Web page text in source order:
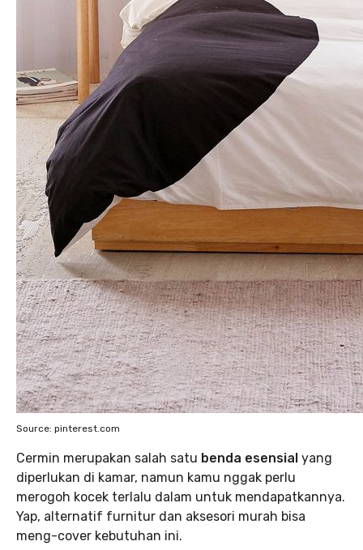
Source: pinterest.com
Cermin merupakan salah satu benda esensial yang
diperlukan di kamar, namun kamu nggak perlu
merogoh kocek terlalu dalam untuk mendapatkannya.
Yap, alternatif furnitur dan aksesori murah bisa
meng-cover kebutuhan ini.